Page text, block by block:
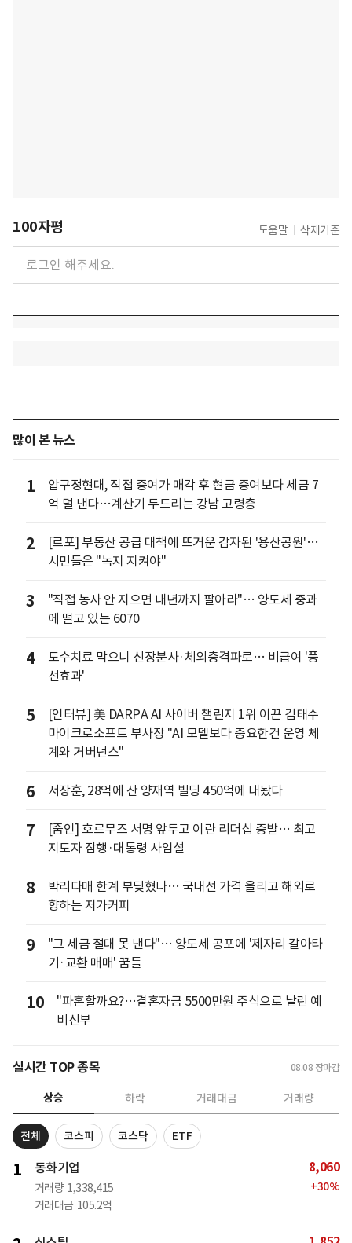
100자평 도움말 삭제기준
많이 본 뉴스
1
압구정현대, 직접 증여가 매각 후 현금 증여보다 세금 7
억 덜 낸다…계산기 두드리는 강남 고령층
2
[르포] 부동산 공급 대책에 뜨거운 감자된 '용산공원'…
시민들은 "녹지 지켜야"
3
"직접 농사 안 지으면 내년까지 팔아라"… 양도세 중과
에 떨고 있는 6070
4
도수치료 막으니 신장분사·체외충격파로… 비급여 '풍
선효과'
5
[인터뷰] 美 DARPA AI 사이버 챌린지 1위 이끈 김태수
마이크로소프트 부사장 "AI 모델보다 중요한건 운영 체
계와 거버넌스"
6 서장훈, 28억에 산 양재역 빌딩 450억에 내놨다
7
[줌인] 호르무즈 서명 앞두고 이란 리더십 증발… 최고
지도자 잠행·대통령 사임설
8
박리다매 한계 부딪혔나… 국내선 가격 올리고 해외로
향하는 저가커피
9
"그 세금 절대 못 낸다"… 양도세 공포에 '제자리 갈아타
기·교환 매매' 꿈틀
10
"파혼할까요?…결혼자금 5500만원 주식으로 날린 예
비신부
실시간 TOP 종목 08.08 장마감
상승 하락 거래대금 거래량
전체 코스피 코스닥 ETF
1 동화기업
거래량 1,338,415
거래대금 105.2억
8,060
+30%